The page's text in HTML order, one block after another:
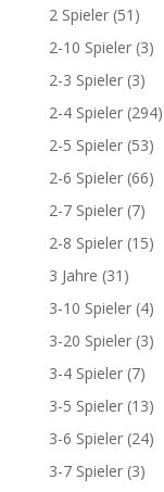
2 Spieler(51)
2-10 Spieler(3)
2-3 Spieler(3)
2-4 Spieler(294)
2-5 Spieler(53)
2-6 Spieler(66)
2-7 Spieler(7)
2-8 Spieler(15)
3 Jahre (31)
3-10 Spieler(4)
3-20 Spieler(3)
3-4 Spieler(7)
3-5 Spieler(13)
3-6 Spieler(24)
3-7 Spieler(3)